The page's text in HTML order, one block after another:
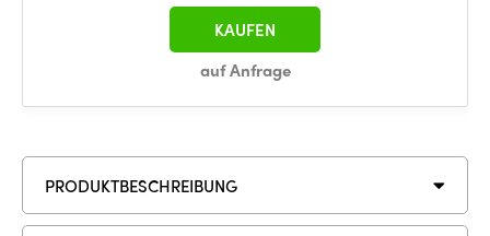
auf Anfrage
KAUFEN
PRODUKTBESCHREIBUNG